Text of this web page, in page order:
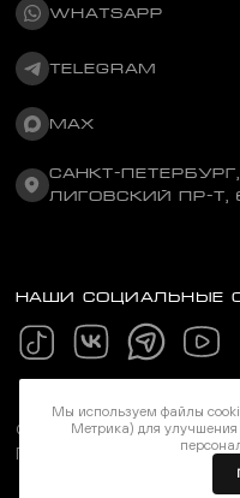
WHATSAPP
TELEGRAM
MAX
САНКТ-ПЕТЕРБУРГ,
ЛИГОВСКИЙ ПР-Т,
НАШИ СОЦИАЛЬНЫЕ
©Stereozona 2026. Все
Политика
Мы используем файлы
Метрика) для